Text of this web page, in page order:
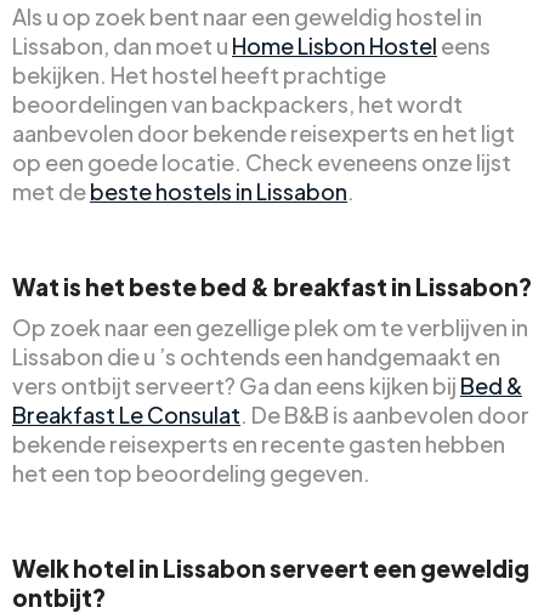
Als u op zoek bent naar een geweldig hostel in
Lissabon, dan moet u Home Lisbon Hostel eens
bekijken. Het hostel heeft prachtige
beoordelingen van backpackers, het wordt
aanbevolen door bekende reisexperts en het ligt
op een goede locatie. Check eveneens onze lijst
met debeste hostels in Lissabon
Wat is het beste bed & breakfast in Lissabon?
Op zoek naar een gezellige plek om te verblijven in
Lissabon die u ’s ochtends een handgemaakt en
vers ontbijt serveert? Ga dan eens kijken bij Bed &
Breakfast Le Consulat . De B&B is aanbevolen door
bekende reisexperts en recente gasten hebben
het een top beoordeling gegeven.
Welk hotel in Lissabon serveert een geweldig
ontbijt?